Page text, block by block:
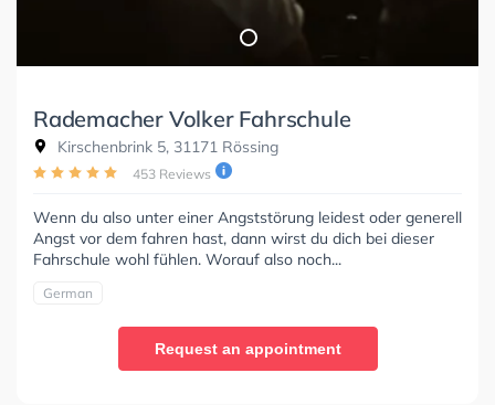
Rademacher Volker Fahrschule
Kirschenbrink 5, 31171 Rössing
453 Reviews
Wenn du also unter einer Angststörung leidest oder generell
Angst vor dem fahren hast, dann wirst du dich bei dieser
Fahrschule wohl fühlen. Worauf also noch...
German
Request an appointment